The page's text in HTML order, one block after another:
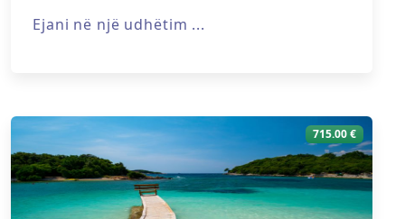
Ejani në një udhëtim ...
715.00 €